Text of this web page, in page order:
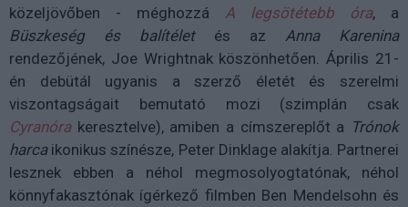
közeljövőben - méghozzá A legsötétebb óra, a
Büszkeség és balítéletés az Anna Karenina
rendezőjének, Joe Wrightnak köszönhetően. Április 21-
én debütál ugyanis a szerző életét és szerelmi
viszontagságait bemutató mozi (szimplán csak
Cyranórakeresztelve), amiben a címszereplőt a Trónok
harcaikonikus színésze, Peter Dinklage alakítja. Partnerei
lesznek ebben a néhol megmosolyogtatónak, néhol
könnyfakasztónak ígérkező filmben Ben Mendelsohn és